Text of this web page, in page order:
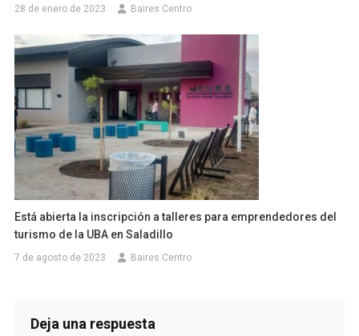
28 de enero de 2023 Baires Centro
Está abierta la inscripción a talleres para emprendedores del
turismo de la UBA en Saladillo
7 de agosto de 2023 Baires Centro
Deja una respuesta